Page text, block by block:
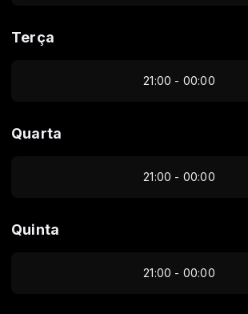
Terça
21:00 - 00:00
Quarta
21:00 - 00:00
Quinta
21:00 - 00:00